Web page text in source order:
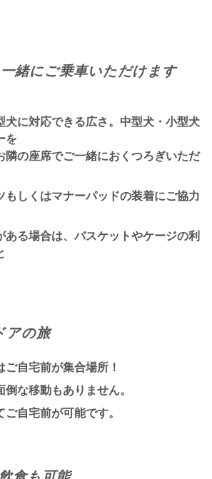
緒にご乗車いただけます
に対応できる広さ。中型犬・小型犬
を
隣の座席でご一緒におくつろぎいただ
しくはマナーパッドの装着にご協力
場合は、バスケットやケージの利
アの旅
自宅前が集合場所！
な移動もありません。
自宅前が可能です。